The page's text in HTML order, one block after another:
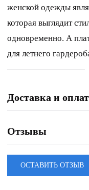
женской одежды
которая выглядит
одновременно. А
для летнего
изысканном белом
плеча. Лаконичность
отлётной. Длина
Доставка и
Отзывы
ОСТАВИТЬ ОТЗЫВ